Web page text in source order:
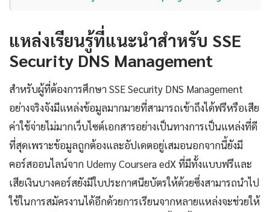
แหล่งเรียนรู้ที่แนะนำสำหรับ SSE
Security DNS Management
สำหรับผู้ที่ต้องการศึกษา SSE Security DNS Management
อย่างจริงจังมีแหล่งข้อมูลมากมายที่สามารถเข้าถึงได้ฟรีหรือเสีย
ค่าใช้จ่ายไม่มากเว็บไซต์เอกสารอย่างเป็นทางการเป็นแหล่งที่ดี
ที่สุดเพราะข้อมูลถูกต้องและอัปเดตอยู่เสมอนอกจากนี้ยังมี
คอร์สออนไลน์จาก Udemy Coursera edX ที่มีทั้งแบบฟรีและ
เสียเงินบางคอร์สยังมีใบประกาศนียบัตรให้ด้วยซึ่งสามารถนำไป
ใช้ในการสมัครงานได้อีกด้วยการเรียนจากหลายแหล่งจะช่วยให้